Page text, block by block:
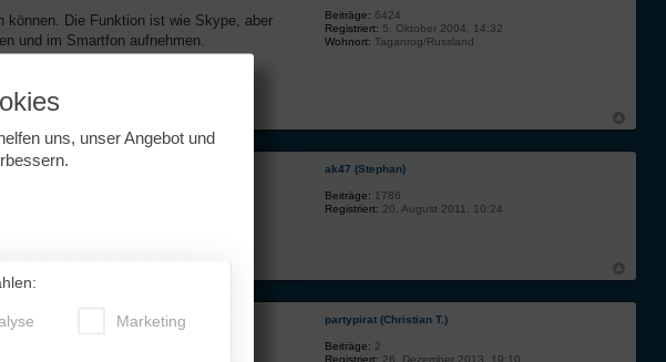
Die Funktion ist wie Skype, aber
und im Smartfon aufnehmen.
Beiträge: 6424
Registriert: 5. Oktober 2004, 14:32
Wohnort: Taganrog/Russland
Völlig harmlos.
ak47 (Stephan)
Beiträge: 1786
Registriert: 20. August 2011, 10:24
partypirat (Christian T.)
Beiträge: 2
Registriert: 26. Dezember 2013, 19:10
uns, unser Angebot und
Marketing